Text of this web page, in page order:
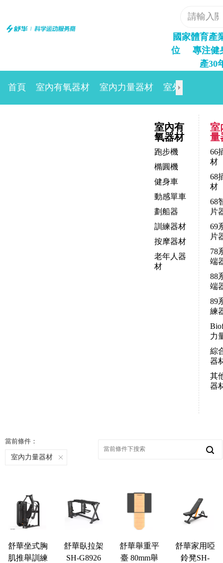
國家體育產
位 專注健
產30
首頁 室內有氧器材 室內力量器材 室外路徑
室內有
氧器材
跑步機
橢圓機
健身車
動感單車
劃船器
訓練器材
按摩器材
老年人器
材
室
量
66
材
68
材
68
片
69
片
78
端
88
端
89
練
力
綜
器
其
器
當前條件：
室內力量器材
舒華坐式胸
肌推舉訓練
舒華臥拉架
SH-G8926
舒華舉重平
臺 80mm舉
舒華家用啞
鈴凳SH-